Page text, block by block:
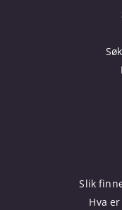
Slik
Hva